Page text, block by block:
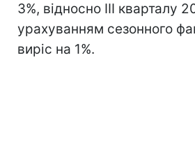
3%, відносно ІII кварталу
урахуванням сезонного
виріс на 1%.